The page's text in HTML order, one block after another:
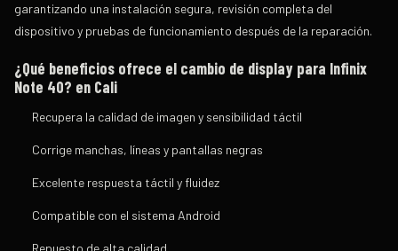
garantizando una instalación segura, revisión completa del
dispositivo y pruebas de funcionamiento después de la reparación.
¿Qué beneficios ofrece el cambio de display para Infinix
Note 40? en Cali
Recupera la calidad de imagen y sensibilidad táctil
Corrige manchas, líneas y pantallas negras
Excelente respuesta táctil y fluidez
Compatible con el sistema Android
Repuesto de alta calidad